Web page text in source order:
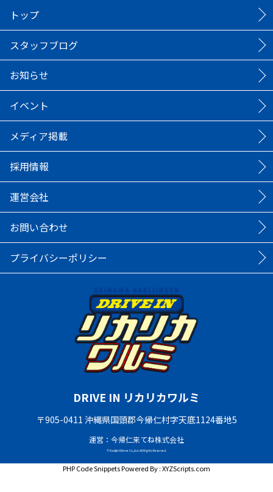
トップ
スタッフブログ
お知らせ
イベント
メディア掲載
採用情報
運営会社
お問い合わせ
プライバシーポリシー
DRIVE IN リカリカワルミ
〒905-0411 沖縄県国頭郡今帰仁村字天底1124番地5
運営：今帰仁来てね株式会社
© Nakijin Kitene Co.,Ltd. All Rights Reserved.
PHP Code SnippetsPowered By :XYZScripts.com